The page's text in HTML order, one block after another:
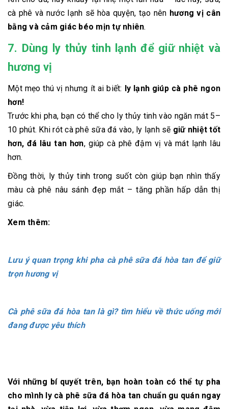
cà phê và nước lạnh sẽ hòa quyện, tạo nên hương vị cân
bằng và cảm giác béo mịn tự nhiên.
7. Dùng ly thủy tinh lạnh để giữ nhiệt và
hương vị
Một mẹo thú vị nhưng ít ai biết: ly lạnh giúp cà phê ngon
hơn!
Trước khi pha, bạn có thể cho ly thủy tinh vào ngăn mát 5–
10 phút. Khi rót cà phê sữa đá vào, ly lạnh sẽ giữ nhiệt tốt
hơn, đá lâu tan hơn, giúp cà phê đậm vị và mát lạnh lâu
hơn.
Đồng thời, ly thủy tinh trong suốt còn giúp bạn nhìn thấy
màu cà phê nâu sánh đẹp mắt – tăng phần hấp dẫn thị
giác.
Xem thêm:
Lưu ý quan trọng khi pha cà phê sữa đá hòa tan để giữ
trọn hương vị
Cà phê sữa đá hòa tan là gì? tìm hiểu về thức uống mới
đang được yêu thích
Với những bí quyết trên, bạn hoàn toàn có thể tự pha
cho mình ly cà phê sữa đá hòa tan chuẩn gu quánngay